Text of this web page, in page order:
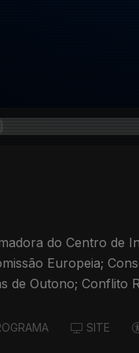
do Centro de
Europeia;
de Outono; Conflito
SITE